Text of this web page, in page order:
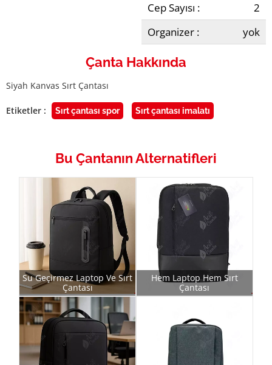
Bu Çantanın Alternatifleri
Su Geçirmez Laptop Ve Sırt
Çantası
Hem Laptop Hem Sırt
Çantası
Cep Sayısı :
2
Organizer :
yok
Çanta Hakkında
Siyah Kanvas Sırt Çantası
Etiketler : Sırt çantası spor Sırt çantası imalatı